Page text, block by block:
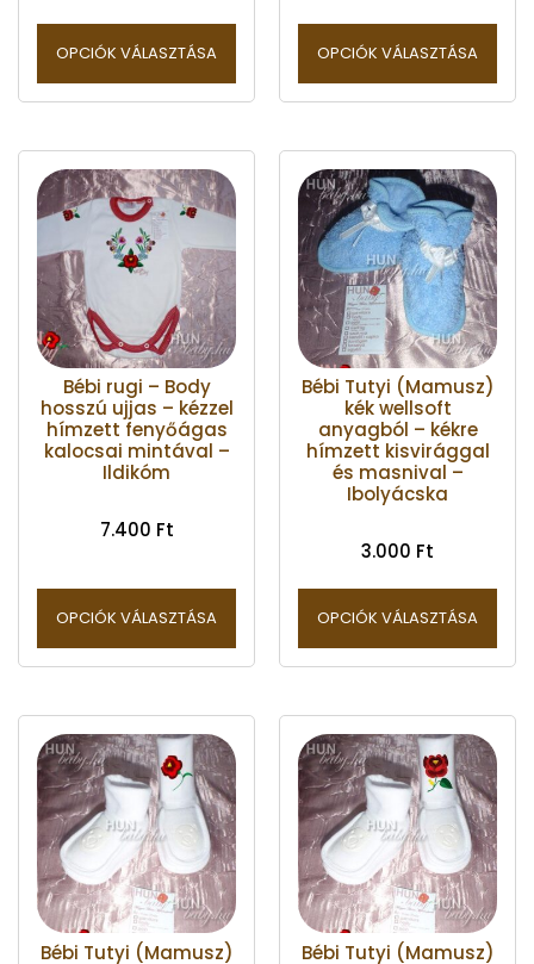
OPCIÓK VÁLASZTÁSA OPCIÓK VÁLASZTÁSA
Bébi rugi – Body
hosszú ujjas – kézzel
hímzett fenyőágas
kalocsai mintával –
Ildikóm
7.400 Ft
OPCIÓK VÁLASZTÁSA
Bébi Tutyi (Mamusz)
kék wellsoft
anyagból – kékre
hímzett kisvirággal
és masnival –
Ibolyácska
3.000 Ft
OPCIÓK VÁLASZTÁSA
Bébi Tutyi (Mamusz)
Bébi Tutyi (Mamusz)